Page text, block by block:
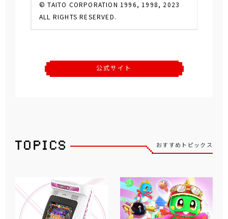
© TAITO CORPORATION 1996, 1998, 2023
ALL RIGHTS RESERVED.
公式サイト
おすすめトピックス